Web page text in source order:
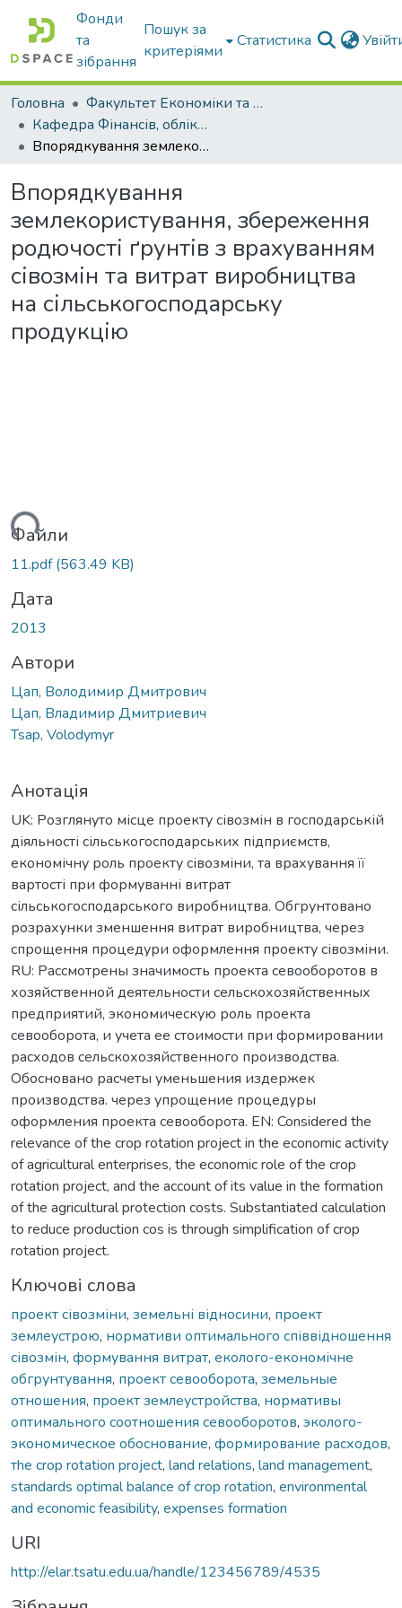
Фонди
та
зібрання
Пошук за
критеріями
Статистика
Головна
Факультет Економіки та бізнесу
Кафедра Фінансів, обліку і оподаткування
Впорядкування землекористування, збереження родючості ґрунтів з врахуванням сівозмін та витрат виробництва на сільськогосподарську продукцію
Впорядкування
землекористування, збереження
родючості ґрунтів з врахуванням
сівозмін та витрат виробництва
на сільськогосподарську
продукцію
Файли
11.pdf(563.49 KB)
Дата
2013
Автори
Цап, Володимир Дмитрович
Цап, Владимир Дмитриевич
Tsap, Volodymyr
Анотація
UK: Розглянуто місце проекту сівозмін в господарській
діяльності сільськогосподарських підприємств,
економічну роль проекту сівозміни, та врахування її
вартості при формуванні витрат
сільськогосподарського виробництва. Обгрунтовано
розрахунки зменшення витрат виробництва, через
спрощення процедури оформлення проекту сівозміни.
RU: Рассмотрены значимость проекта севооборотов в
хозяйственной деятельности сельскохозяйственных
предприятий, экономическую роль проекта
севооборота, и учета ее стоимости при формировании
расходов сельскохозяйственного производства.
Обосновано расчеты уменьшения издержек
производства. через упрощение процедуры
оформления проекта севооборота. EN: Considered the
relevance of the crop rotation project in the economic activity
of agricultural enterprises, the economic role of the crop
rotation project, and the account of its value in the formation
of the agricultural protection costs. Substantiated calculation
to reduce production cos is through simplification of crop
rotation project.
Ключові слова
проект сівозміни, земельні відносини, проект
землеустрою, нормативи оптимального співвідношення
сівозмін, формування витрат, еколого-економічне
обгрунтування, проект севооборота, земельные
отношения, проект землеустройства, нормативы
оптимального соотношения севооборотов, эколого-
экономическое обоснование, формирование расходов,
тhe crop rotation project, land relations, land management,
standards optimal balance of crop rotation, environmental
and economic feasibility, expenses formation
URI
http://elar.tsatu.edu.ua/handle/123456789/4535